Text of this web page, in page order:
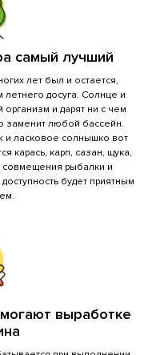
самый лучший
лет был и остается,
досуга. Солнце и
и дарят ни с чем
заменит любой бассейн.
и ласковое солнышко вот
карась, карп, сазан, щука,
совмещения рыбалки и
будет приятным
выработке